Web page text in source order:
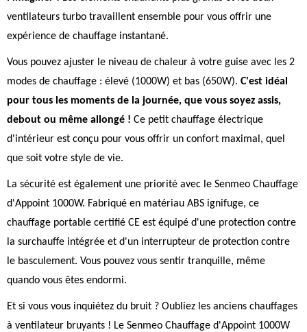
ventilateurs turbo travaillent ensemble pour vous offrir une
expérience de chauffage instantané.
Vous pouvez ajuster le niveau de chaleur à votre guise avec les 2
modes de chauffage : élevé (1000W) et bas (650W). C'est idéal
pour tous les moments de la journée, que vous soyez assis,
debout ou même allongé ! Ce petit chauffage électrique
d'intérieur est conçu pour vous offrir un confort maximal, quel
que soit votre style de vie.
La sécurité est également une priorité avec le Senmeo Chauffage
d'Appoint 1000W. Fabriqué en matériau ABS ignifuge, ce
chauffage portable certifié CE est équipé d'une protection contre
la surchauffe intégrée et d'un interrupteur de protection contre
le basculement. Vous pouvez vous sentir tranquille, même
quando vous êtes endormi.
Et si vous vous inquiétez du bruit ? Oubliez les anciens chauffages
à ventilateur bruyants ! Le Senmeo Chauffage d'Appoint 1000W